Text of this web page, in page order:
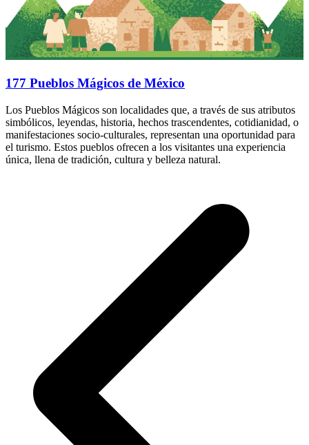
177 Pueblos Mágicos de México
Los Pueblos Mágicos son localidades que, a través de sus atributos
simbólicos, leyendas, historia, hechos trascendentes, cotidianidad, o
manifestaciones socio-culturales, representan una oportunidad para
el turismo. Estos pueblos ofrecen a los visitantes una experiencia
única, llena de tradición, cultura y belleza natural.